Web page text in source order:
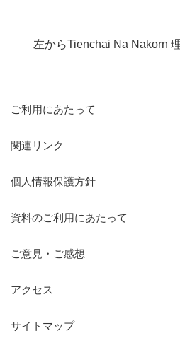
左からTienchai Na Nakorn
ご利用にあたって
関連リンク
個人情報保護方針
資料のご利用にあたって
ご意見・ご感想
アクセス
サイトマップ